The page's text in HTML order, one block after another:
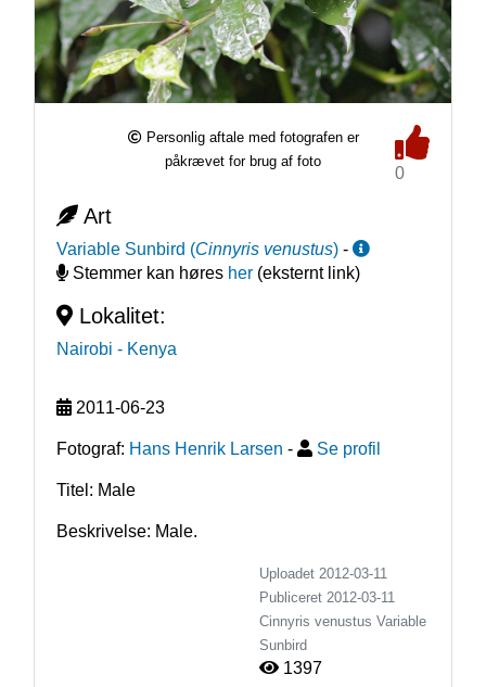
Personlig aftale med fotografen er
påkrævet for brug af foto
0
Art
Variable Sunbird (Cinnyris venustus) -
Stemmer kan høres her(eksternt link)
Lokalitet:
Nairobi - Kenya
2011-06-23
Fotograf: Hans Henrik Larsen - Se profil
Titel: Male
Beskrivelse: Male.
Uploadet 2012-03-11
Publiceret 2012-03-11
Cinnyris venustus Variable
Sunbird
1397